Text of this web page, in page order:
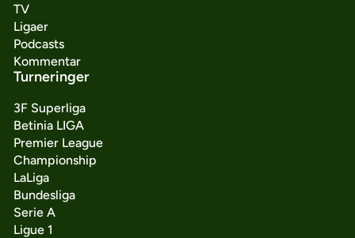
TV
Ligaer
Podcasts
Kommentar
Turneringer
3F Superliga
Betinia LIGA
Premier League
Championship
LaLiga
Bundesliga
Serie A
Ligue 1